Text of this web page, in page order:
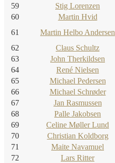
59
Stig Lorenzen
60
Martin Hvid
61
Martin Helbo Andersen
62
Claus Schultz
63
John Therkildsen
64
René Nielsen
65
Michael Pedersen
66
Michael Schrøder
67
Jan Rasmussen
68
Palle Jakobsen
69
Celine Møller Lund
70
Christian Koldborg
71
Maite Navamuel
72
Lars Ritter